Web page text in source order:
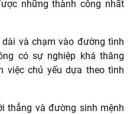
những thành công nhất
và chạm vào đường tình
có sự nghiệp khá thăng
việc chủ yếu dựa theo tình
thẳng và đường sinh mệnh